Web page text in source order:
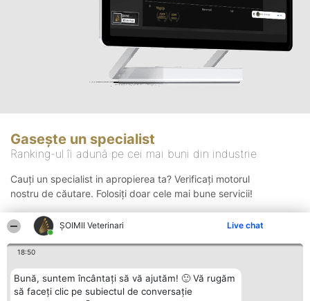
ȘOIMII Veterinari Live chat
18:50
Bună, suntem încântați să vă ajutăm! 🙂 Vă rugăm
să faceți clic pe subiectul de conversație
Gasește un specialist
Ranking-ul îi adună pe cei mai buni din industrie
Cauți un specialist in apropierea ta? Verificați motorul
nostru de căutare. Folosiți doar cele mai bune servicii!